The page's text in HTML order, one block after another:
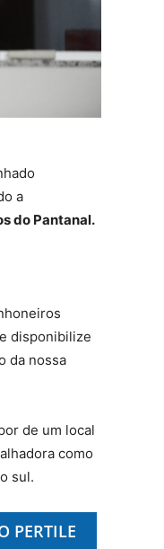
a
do Pantanal.
disponibilize
da nossa
de um local
como
sul.
PERTILE